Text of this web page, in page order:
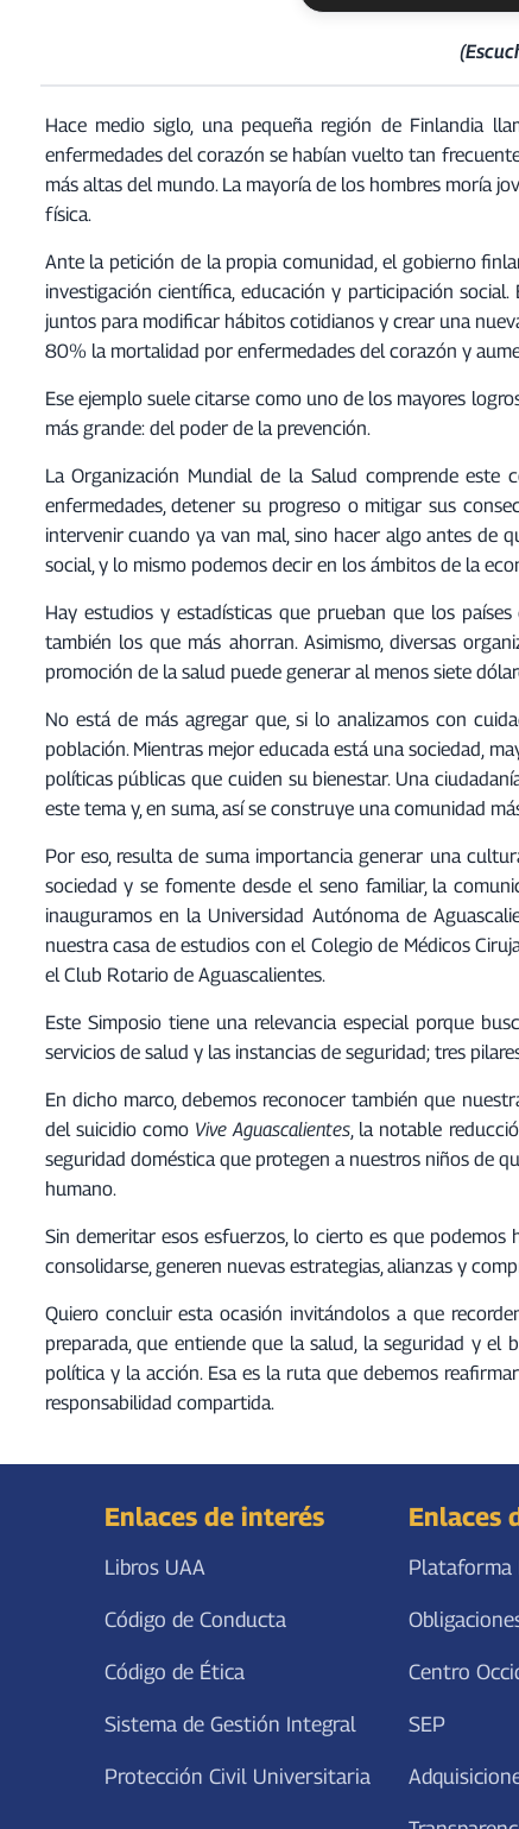
d
u
c
t
r
d
e
a
u
d
o
Hace medio siglo, una pequeña región de Finlandia
enfermedades del corazón se habían vuelto tan
más altas del mundo. La mayoría de los hombres moría
física.
Ante la petición de la propia comunidad, el gobierno
investigación científica, educación y participación
juntos para modificar hábitos cotidianos y crear una
80% la mortalidad por enfermedades del corazón y
Ese ejemplo suele citarse como uno de los mayores
más grande: del poder de la prevención.
La Organización Mundial de la Salud comprende
enfermedades, detener su progreso o mitigar sus
intervenir cuando ya van mal, sino hacer algo antes de
social, y lo mismo podemos decir en los ámbitos de la
Hay estudios y estadísticas que prueban que los
también los que más ahorran. Asimismo, diversas
promoción de la salud puede generar al menos siete
No está de más agregar que, si lo analizamos con
población. Mientras mejor educada está una sociedad,
políticas públicas que cuiden su bienestar. Una
este tema y, en suma, así se construye una comunidad
Por eso, resulta de suma importancia generar una
sociedad y se fomente desde el seno familiar, la
inauguramos en la Universidad Autónoma de
nuestra casa de estudios con el Colegio de Médicos
el Club Rotario de Aguascalientes.
Este Simposio tiene una relevancia especial porque
servicios de salud y las instancias de seguridad; tres
En dicho marco, debemos reconocer también que
del suicidio como Vive Aguascalientes , la notable
seguridad doméstica que protegen a nuestros niños de
humano.
Sin demeritar esos esfuerzos, lo cierto es que
consolidarse, generen nuevas estrategias, alianzas y
Quiero concluir esta ocasión invitándolos a que
preparada, que entiende que la salud, la seguridad y
política y la acción. Esa es la ruta que debemos
responsabilidad compartida.
Enlaces de interés
Libros UAA
Código de Conducta
Código de Ética
Sistema de Gestión Integral
Protección Civil Universitaria
Enlaces
Plataforma
Centro
SEP